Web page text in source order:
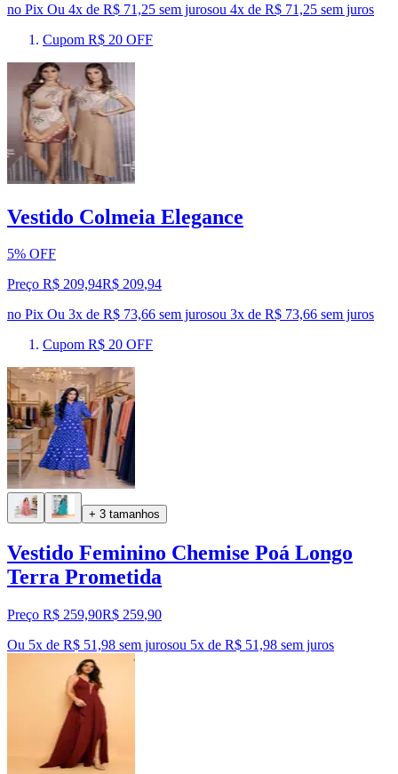
no Pix Ou 4x de R$ 71,25 sem jurosou 4x de R$ 71,25 sem juros
Cupom R$ 20 OFF
Vestido Colmeia Elegance
5% OFF
Preço R$ 209,94R$ 209,94
no Pix Ou 3x de R$ 73,66 sem jurosou 3x de R$ 73,66 sem juros
Cupom R$ 20 OFF
+ 3 tamanhos
Vestido Feminino Chemise Poá Longo
Terra Prometida
Preço R$ 259,90R$ 259,90
Ou 5x de R$ 51,98 sem jurosou 5x de R$ 51,98 sem juros